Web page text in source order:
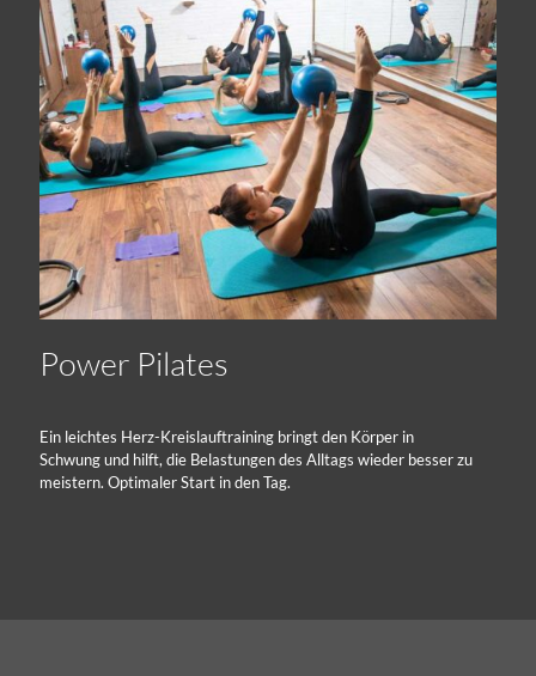
Power Pilates
Ein leichtes Herz-Kreislauftraining bringt den Körper in
Schwung und hilft, die Belastungen des Alltags wieder besser zu
meistern. Optimaler Start in den Tag.